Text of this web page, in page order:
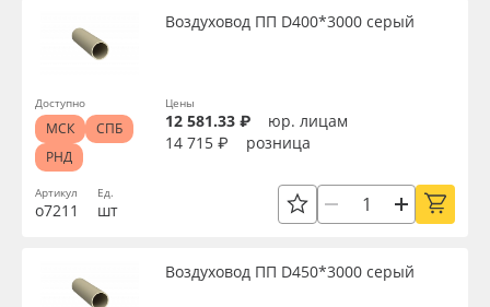
Артикул
о7211
Воздуховод ПП D400*3000 серый
Ед.
шт
Цены
12 581.33 ₽
юр. лицам
14 715 ₽
розница
Доступно
МСК
СПБ
РНД
Воздуховод ПП D450*3000 серый